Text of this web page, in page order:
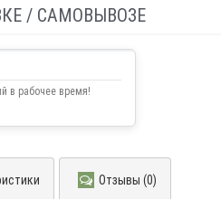
/ САМОВЫВОЗЕ
в рабочее время!
Отзывы (0)